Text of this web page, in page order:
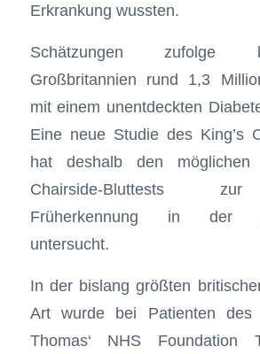
Erkrankung wussten.
Schätzungen zufolge
Großbritannien rund 1,3
mit einem unentdeckten
Eine neue Studie des King’s
hat deshalb den möglichen
Chairside-Bluttests
Früherkennung in der
untersucht.
In der bislang größten
Art wurde bei Patienten des
Thomas‘ NHS Foundation